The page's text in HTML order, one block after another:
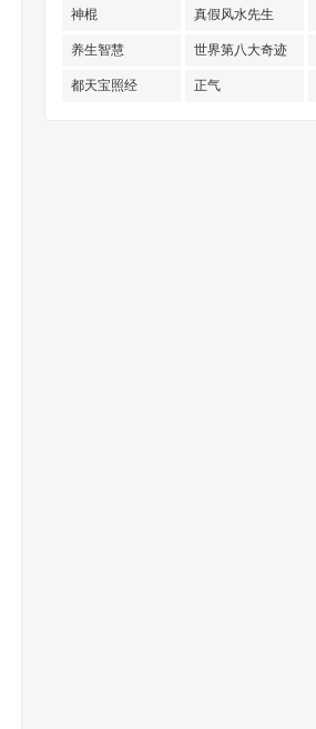
神棍 真假风水先生
养生智慧 世界第八大奇迹
都天宝照经 正气